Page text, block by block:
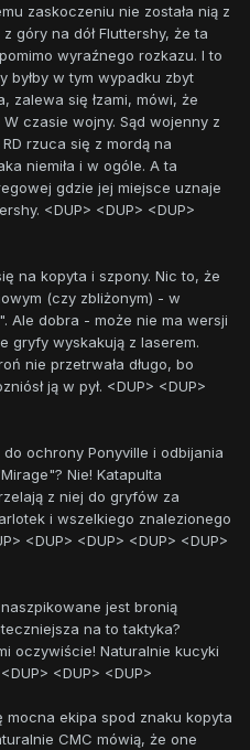
zaskoczeniu nie została nią z
góry na dół Fluttershy, że ta
wyraźnego rozkazu. I to
byłby w tym wypadku zbyt
zalewa się łzami, mówi, że
czasie wojny. Sąd wojenny z
rzuca się z mordą na
niemiła i w ogóle. A ta
gdzie jej miejsce uznaje
<DUP> <DUP> <DUP>
na kopyta i szpony. Nic to, że
(czy zbliżonym) - w
Ale dobra - może nie ma wersji
gryfy wyskakują z laserem.
nie przetrwała długo, bo
ją w pył. <DUP> <DUP>
ochrony Ponyville i odbijania
Nie! Katapulta
z niej do gryfów za
i wszelkiego znalezionego
<DUP> <DUP> <DUP> <DUP>
jest bronią
na to taktyka?
oczywiście! Naturalnie kucyki
<DUP> <DUP>
ekipa spod znaku kopyta
CMC mówią, że one